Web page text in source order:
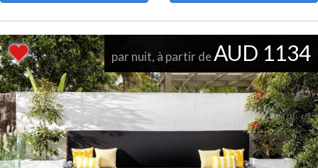
par nuit, à partir deAUD 1134